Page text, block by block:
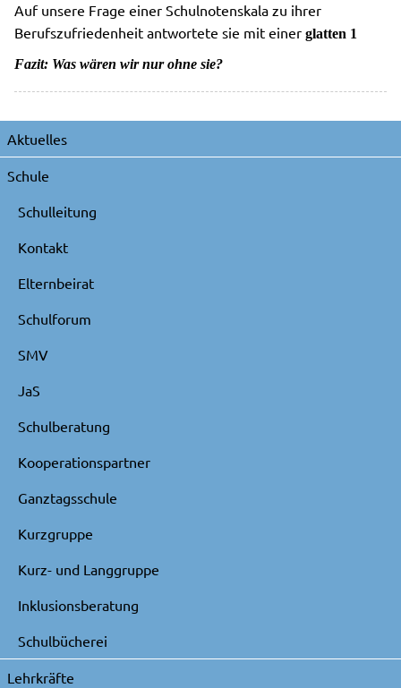
Auf unsere Frage einer Schulnotenskala zu ihrer
Berufszufriedenheit antwortete sie mit einer glatten 1
Fazit: Was wären wir nur ohne sie?
Navigation
überspringen
Aktuelles
Schule
Schulleitung
Kontakt
Elternbeirat
Schulforum
SMV
JaS
Schulberatung
Kooperationspartner
Ganztagsschule
Kurzgruppe
Kurz- und Langgruppe
Inklusionsberatung
Schulbücherei
Lehrkräfte